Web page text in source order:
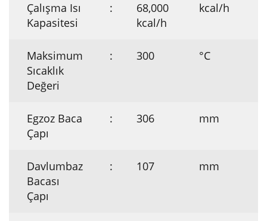
Çalışma Isı
Kapasitesi
:
68,000
kcal/h
kcal/h
Maksimum
Sıcaklık
Değeri
: 300 °C
Egzoz Baca
Çapı
: 306 mm
Davlumbaz
Bacası
Çapı
: 107 mm